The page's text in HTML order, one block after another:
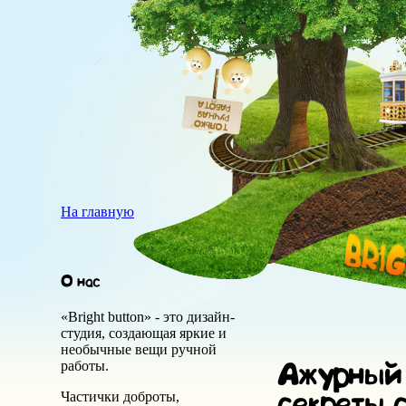
На главную
«Bright button» - это дизайн-
студия, создающая яркие и
необычные вещи ручной
работы.
Частички доброты,